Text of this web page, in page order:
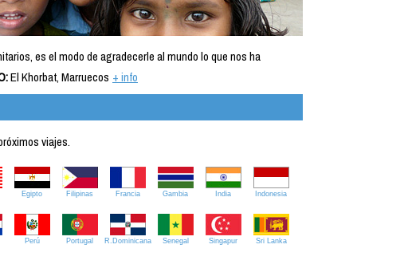
es el modo de agradecerle al mundo lo que nos ha
El Khorbat, Marruecos + info
viajes.
Egipto Filipinas Francia Gambia India Indonesia
Perú Portugal R.Dominicana Senegal Singapur Sri Lanka